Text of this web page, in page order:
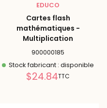
EDUCO
Cartes flash
mathématiques -
Multiplication
900000185
Stock fabricant : disponible
Prix
$24.84TTC